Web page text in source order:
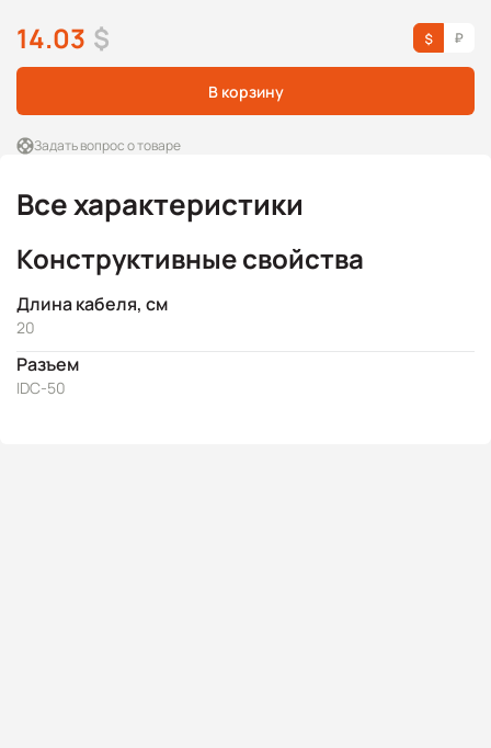
14.03 $
В корзину
Задать вопрос о товаре
Все характеристики
Конструктивные свойства
Длина кабеля, см
20
Разъем
IDC-50